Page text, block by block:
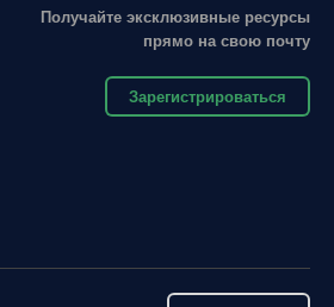
Получайте эксклюзивные ресурсы
прямо на свою почту
Зарегистрироваться